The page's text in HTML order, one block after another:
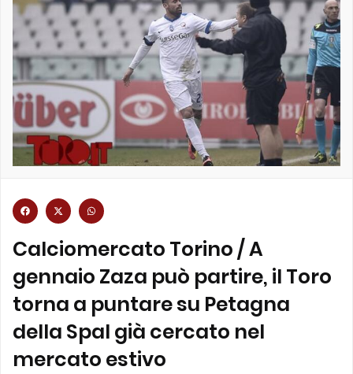
Calciomercato Torino / A
gennaio Zaza può partire, il Toro
torna a puntare su Petagna
della Spal già cercato nel
mercato estivo